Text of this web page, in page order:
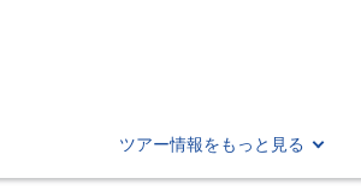
ツアー情報をもっと見る